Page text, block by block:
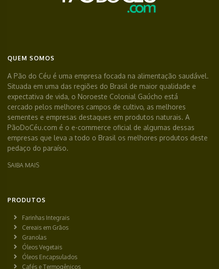
QUEM SOMOS
A Pão do Céu é uma empresa focada na alimentação saudável.
Situada em uma das regiões do Brasil de maior qualidade e
expectativa de vida, o Noroeste Colonial Gaúcho está
cercado pelos melhores campos de cultivo, as melhores
sementes e empresas destaques em produtos naturais. A
PãoDoCéu.com é o e-commerce oficial de algumas dessas
empresas que leva a todo o Brasil os melhores produtos deste
pedaço do paraíso.
SAIBA MAIS
PRODUTOS
Farinhas Integrais
Cereais em Grãos
Granolas
Óleos Vegetais
Óleos Encapsulados
Cafés e Termogênicos